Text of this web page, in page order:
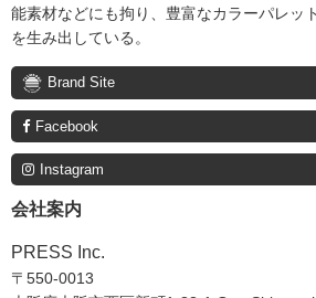
能素材などにも拘り、豊富なカラーパレッ
を生み出している。
Brand Site
Facebook
Instagram
会社案内
PRESS Inc.
〒550-0013